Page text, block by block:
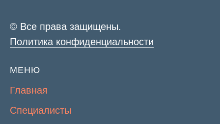
© Все права защищены.
Политика конфиденциальности
МЕНЮ
Главная
Специалисты